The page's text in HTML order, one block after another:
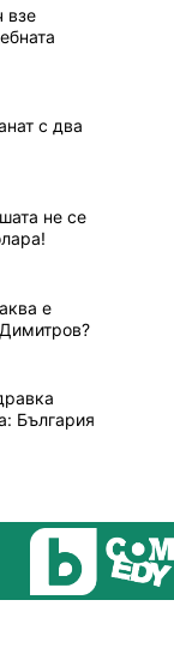
взе
с два
не се
е
България